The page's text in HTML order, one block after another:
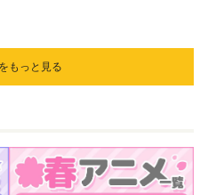
もっと見る